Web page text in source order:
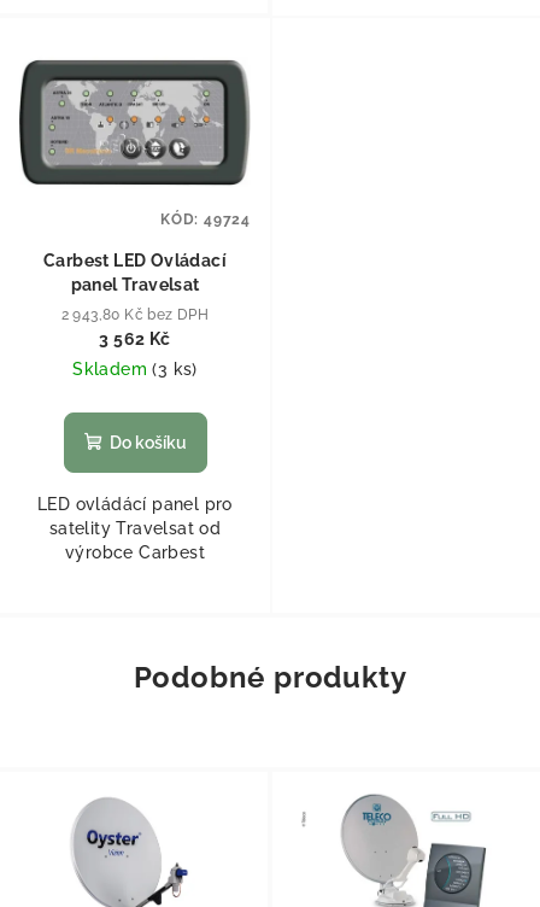
Carbest LED Ovládací
panel Travelsat
2 943,80 Kč bez DPH
3 562 Kč
Skladem(3 ks)
Do košíku
LED ovládácí panel pro
satelity Travelsat od
výrobce Carbest
KÓD: 49724
Podobné produkty